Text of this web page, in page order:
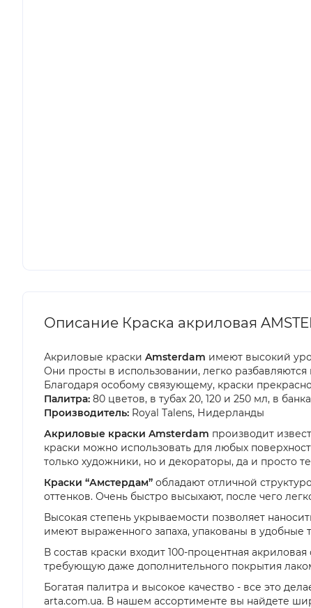
Описание Краска акриловая
Акриловые краски Amsterdam имеют высокий
Они просты в использовании, легко разбавляются
Благодаря особому связующему, краски
Палитра: 80 цветов, в тубах 20, 120 и 250 мл, в
Производитель: Royal Talens, Нидерланды
Акриловые краски Amsterdam производит
краски можно использовать для любых
только художники, но и декораторы, да и просто
Краски “Амстердам” обладают отличной
оттенков. Очень быстро высыхают, после чего
Высокая степень укрываемости позволяет
имеют выраженного запаха, упакованы в удобные
В состав краски входит 100-процентная
требующую даже дополнительного покрытия
Богатая палитра и высокое качество - все это
arta.com.ua. В нашем ассортименте вы найдете